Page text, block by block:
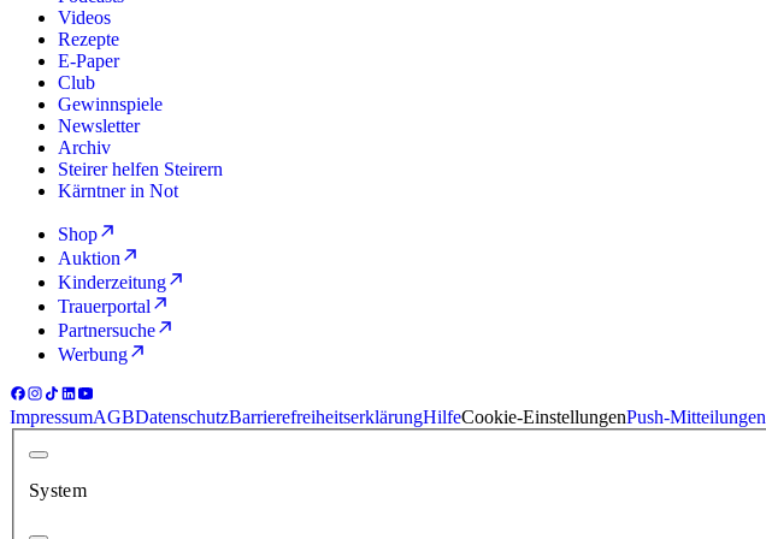
Videos
Rezepte
E-Paper
Club
Gewinnspiele
Newsletter
Archiv
Steirer helfen Steirern
Kärntner in Not
Shop
Auktion
Kinderzeitung
Trauerportal
Partnersuche
Werbung
ImpressumAGBDatenschutzBarrierefreiheitserklärungHilfeCookie-EinstellungenPush-Mitteilungen
System